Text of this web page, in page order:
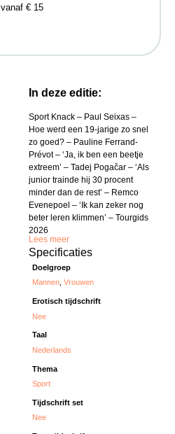
In deze editie:
Sport Knack – Paul Seixas –
Hoe werd een 19-jarige zo snel
zo goed? – Pauline Ferrand-
Prévot – ‘Ja, ik ben een beetje
extreem’ – Tadej Pogačar – ‘Als
junior trainde hij 30 procent
minder dan de rest’ – Remco
Evenepoel – ‘Ik kan zeker nog
beter leren klimmen’ – Tourgids
2026
Lees meer
Specificaties
Doelgroep
Mannen,Vrouwen
Erotisch tijdschrift
Nee
Taal
Nederlands
Thema
Sport
Tijdschrift set
Nee
vanaf € 15